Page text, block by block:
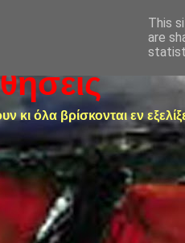
κι όλα βρίσκονται εν
This
are